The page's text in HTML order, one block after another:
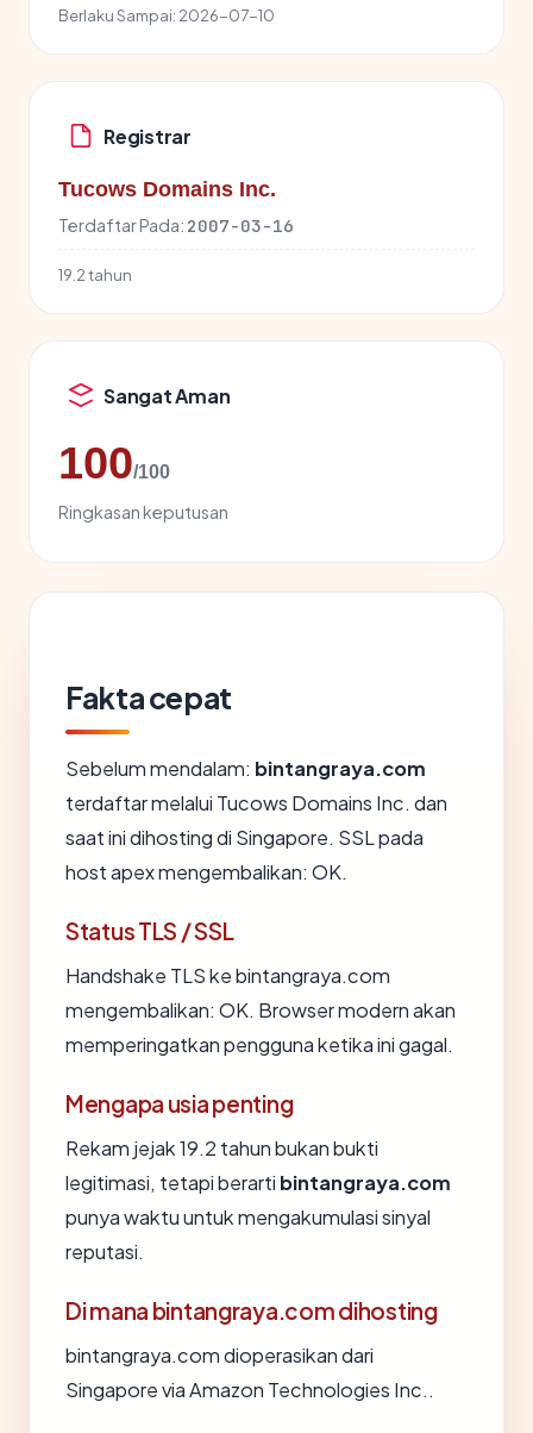
Berlaku Sampai: 2026-07-10
Registrar
Tucows Domains Inc.
Terdaftar Pada: 2007-03-16
19.2 tahun
Sangat Aman
100/100
Ringkasan keputusan
Fakta cepat
Sebelum mendalam: bintangraya.com
terdaftar melalui Tucows Domains Inc. dan
saat ini dihosting di Singapore. SSL pada
host apex mengembalikan: OK.
Status TLS / SSL
Handshake TLS ke bintangraya.com
mengembalikan: OK. Browser modern akan
memperingatkan pengguna ketika ini gagal.
Mengapa usia penting
Rekam jejak 19.2 tahun bukan bukti
legitimasi, tetapi berarti bintangraya.com
punya waktu untuk mengakumulasi sinyal
reputasi.
Di mana bintangraya.com dihosting
bintangraya.com dioperasikan dari
Singapore via Amazon Technologies Inc..